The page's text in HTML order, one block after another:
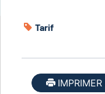
Tarif